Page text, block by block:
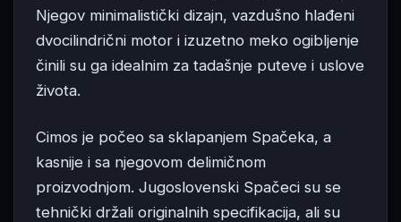
Njegov minimalistički dizajn, vazdušno hlađeni
dvocilindrični motor i izuzetno meko ogibljenje
činili su ga idealnim za tadašnje puteve i uslove
života.
Cimos je počeo sa sklapanjem Spačeka, a
kasnije i sa njegovom delimičnom
proizvodnjom. Jugoslovenski Spačeci su se
tehnički držali originalnih specifikacija, ali su